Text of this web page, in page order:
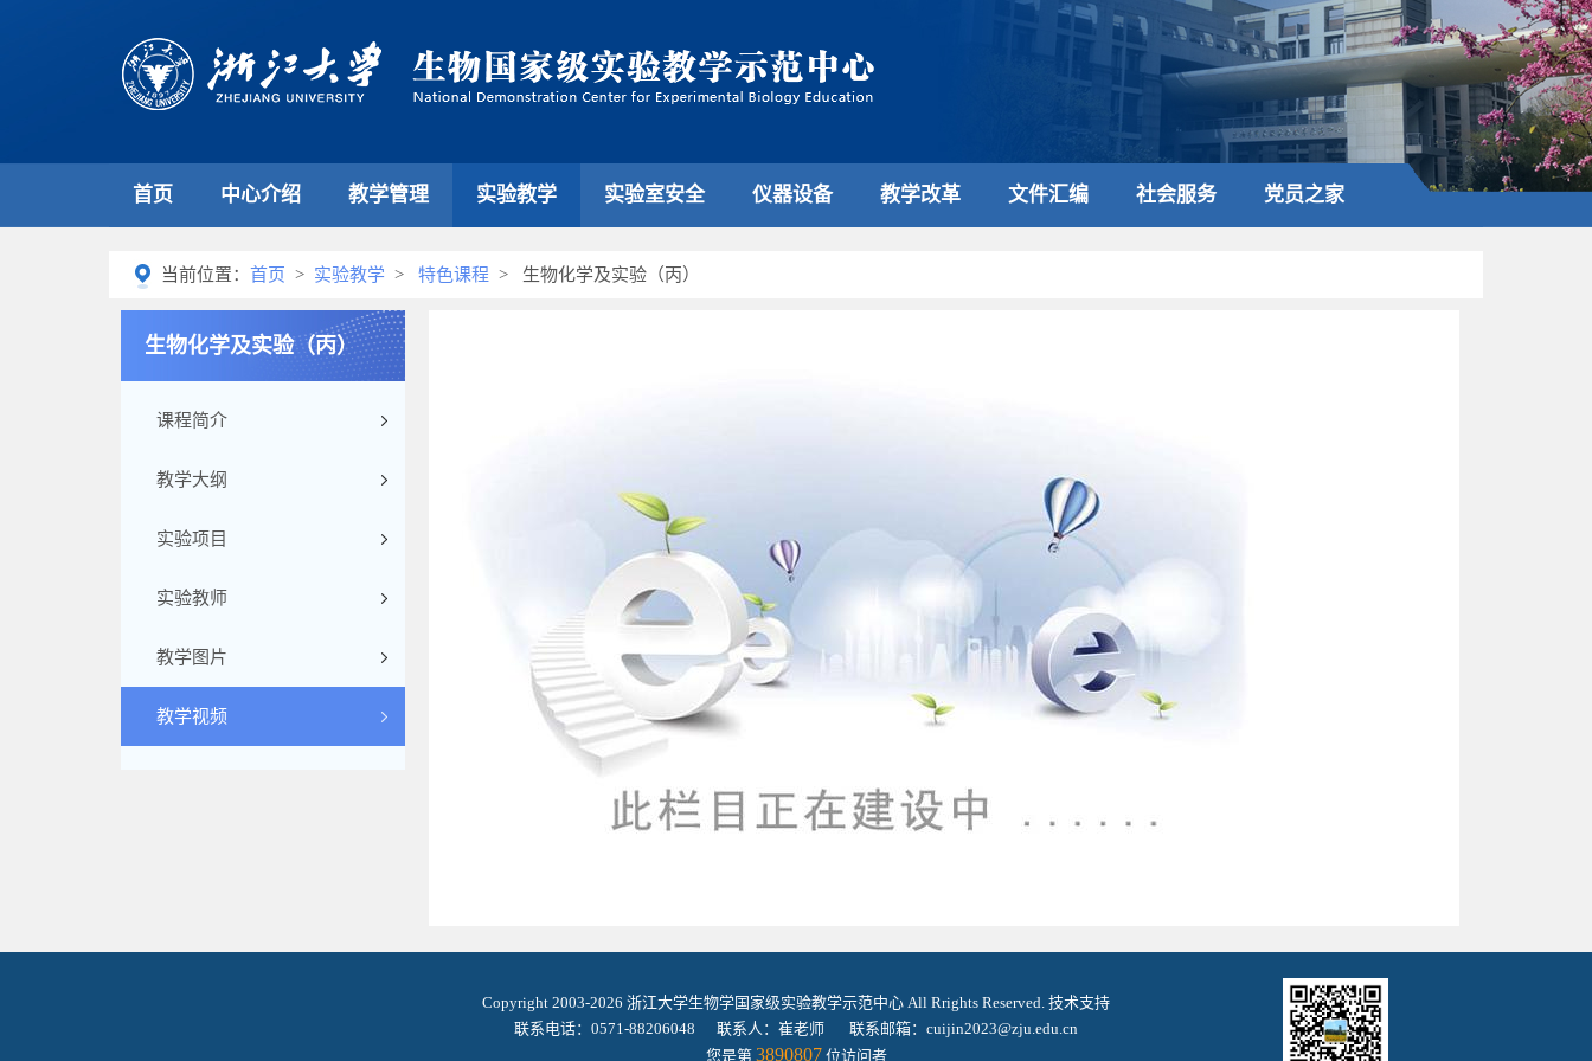
首页 中心介绍 教学管理 实验教学 实验室安全 仪器设备 教学改革 文件汇编 社会服务 党员之家
当前位置： 首页 > 实验教学 > 特色课程 > 生物化学及实验（丙）
生物化学及实验（丙）
课程简介
教学大纲
实验项目
实验教师
教学图片
教学视频
Copyright 2003-2026 浙江大学生物学国家级实验教学示范中心 All Rrights Reserved. 技术支持
联系电话：0571-88206048 联系人：崔老师 联系邮箱：cuijin2023@zju.edu.cn
您是第 3890807位访问者